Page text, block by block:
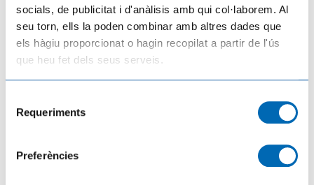
socials, de publicitat i d'anàlisis amb qui col·laborem. Al
seu torn, ells la poden combinar amb altres dades que
els hàgiu proporcionat o hagin recopilat a partir de l'ús
que heu fet dels seus serveis.
Requeriments
Preferències
L’Ajuntament d’Amposta i UGT acorden impulsar un conveni propi per al nou
servei de neteja viària